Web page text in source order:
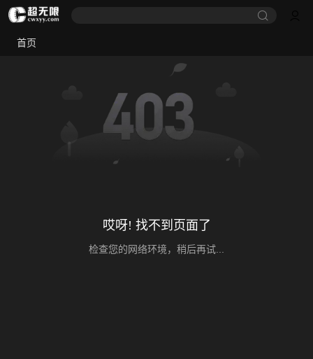
首页
哎呀! 找不到页面了
检查您的网络环境，稍后再试...